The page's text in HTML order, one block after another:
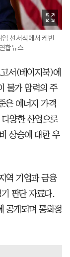
선서식에서 케빈
합뉴스
서(베이지북)에
물가 압력의 주
은 에너지 가격
양한 산업으로
상승에 대한 우
역 기업과 금융
판단 자료다.
공개되며 통화정